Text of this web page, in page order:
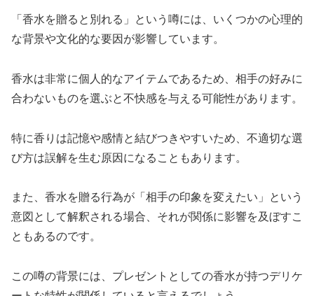
「香水を贈ると別れる」という噂には、いくつかの心理的
な背景や文化的な要因が影響しています。
香水は非常に個人的なアイテムであるため、相手の好みに
合わないものを選ぶと不快感を与える可能性があります。
特に香りは記憶や感情と結びつきやすいため、不適切な選
び方は誤解を生む原因になることもあります。
また、香水を贈る行為が「相手の印象を変えたい」という
意図として解釈される場合、それが関係に影響を及ぼすこ
ともあるのです。
この噂の背景には、プレゼントとしての香水が持つデリケ